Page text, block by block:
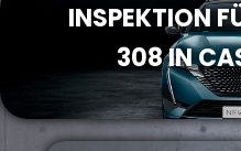
INSPEKTION
308 IN